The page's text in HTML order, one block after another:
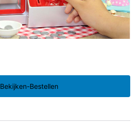
Bekijken-Bestellen